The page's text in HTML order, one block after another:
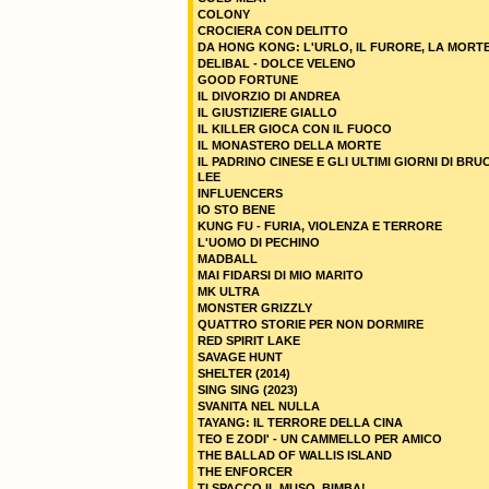
COLONY
CROCIERA CON DELITTO
DA HONG KONG: L'URLO, IL FURORE, LA
DELIBAL - DOLCE VELENO
GOOD FORTUNE
IL DIVORZIO DI ANDREA
IL GIUSTIZIERE GIALLO
IL KILLER GIOCA CON IL FUOCO
IL MONASTERO DELLA MORTE
IL PADRINO CINESE E GLI ULTIMI GIORNI DI
LEE
INFLUENCERS
IO STO BENE
KUNG FU - FURIA, VIOLENZA E TERRORE
L'UOMO DI PECHINO
MADBALL
MAI FIDARSI DI MIO MARITO
MK ULTRA
MONSTER GRIZZLY
QUATTRO STORIE PER NON DORMIRE
RED SPIRIT LAKE
SAVAGE HUNT
SHELTER (2014)
SING SING (2023)
SVANITA NEL NULLA
TAYANG: IL TERRORE DELLA CINA
TEO E ZODI' - UN CAMMELLO PER AMICO
THE BALLAD OF WALLIS ISLAND
THE ENFORCER